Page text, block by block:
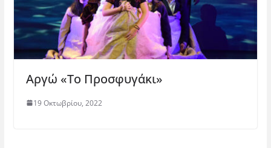
Αργώ «Το Προσφυγάκι»
19 Οκτωβρίου, 2022